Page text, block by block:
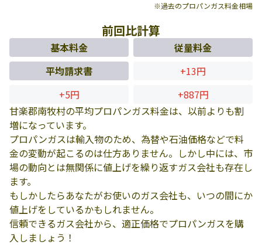
※過去のプロパンガス料金相場
前回比計算
基本料金
従量料金
平均請求書
+13円
+5円
+887円
甘楽郡南牧村の平均プロパンガス料金は、以前よりも割
増になっています。
プロパンガスは輸入物のため、為替や石油価格などで料
金の変動が起こるのは仕方ありません。しかし中には、市
場の動向とは無関係に値上げを繰り返すガス会社も存在し
ます。
もしかしたらあなたがお使いのガス会社も、いつの間にか
値上げをしているかもしれません。
信頼できるガス会社から、適正価格でプロパンガスを購
入しましょう！